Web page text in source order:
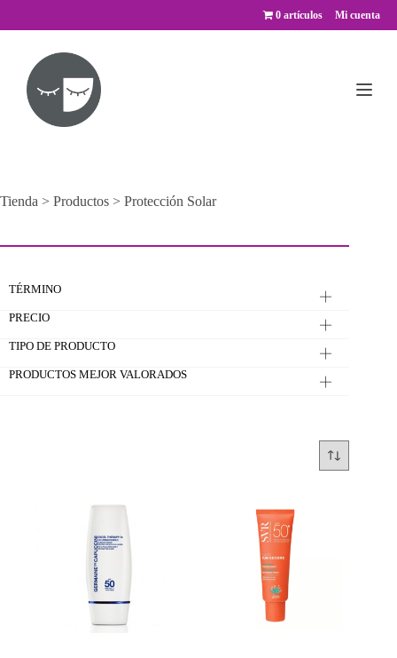
Mi cuenta
0 artículos
Tienda > Productos > Protección Solar
TÉRMINO
PRECIO
TIPO DE PRODUCTO
PRODUCTOS MEJOR VALORADOS